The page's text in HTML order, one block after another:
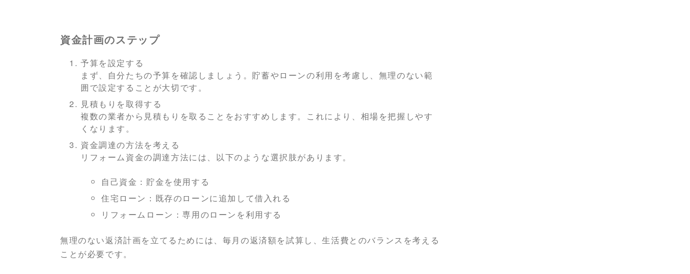
資金計画のステップ
予算を設定する
まず、自分たちの予算を確認しましょう。貯蓄やローンの利用を考慮し、無理のない範
囲で設定することが大切です。
見積もりを取得する
複数の業者から見積もりを取ることをおすすめします。これにより、相場を把握しやす
くなります。
資金調達の方法を考える
リフォーム資金の調達方法には、以下のような選択肢があります。
自己資金：貯金を使用する
住宅ローン：既存のローンに追加して借入れる
リフォームローン：専用のローンを利用する
無理のない返済計画を立てるためには、毎月の返済額を試算し、生活費とのバランスを考える
ことが必要です。